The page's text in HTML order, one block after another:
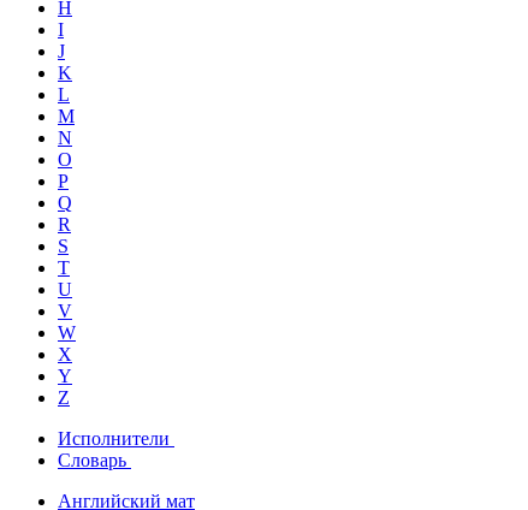
H
I
J
K
L
M
N
O
P
Q
R
S
T
U
V
W
X
Y
Z
Исполнители
Словарь
Английский мат